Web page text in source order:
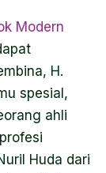
Modern
H.
spesial,
ahli
Huda dari